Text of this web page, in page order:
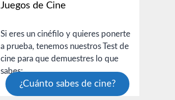
Juegos de Cine
Si eres un cinéfilo y quieres ponerte
a prueba, tenemos nuestros Test de
cine para que demuestres lo que
sabes:
¿Cuánto sabes de cine?